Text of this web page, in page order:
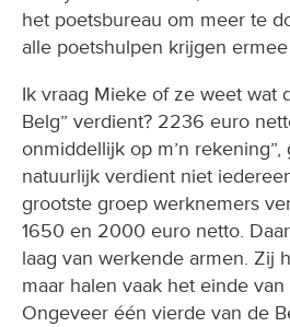
het poetsbureau om meer te
alle poetshulpen krijgen
Ik vraag Mieke of ze weet wat
Belg” verdient? 2236 euro
onmiddellijk op m’n
natuurlijk verdient niet
grootste groep werknemers
1650 en 2000 euro netto.
laag van werkende armen. Zij
maar halen vaak het einde
Ongeveer één vierde van de